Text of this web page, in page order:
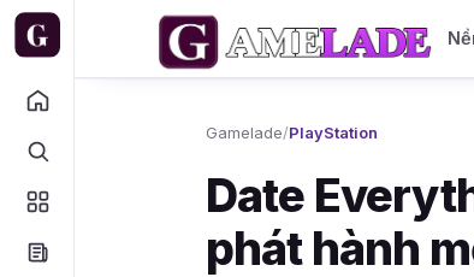
Gamelade/PlayStation
Date
phát hành